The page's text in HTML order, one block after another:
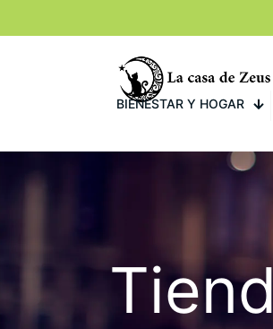
BIENESTAR Y HOGAR